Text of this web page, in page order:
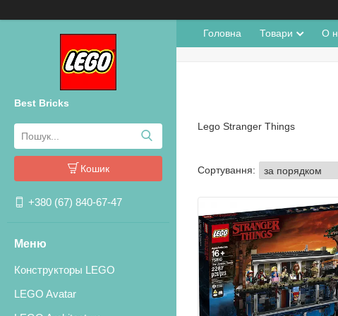
Best Bricks
Кошик
+380 (67) 840-67-47
Конструкторы LEGO
LEGO Avatar
Головна Товари О
Lego Stranger Things